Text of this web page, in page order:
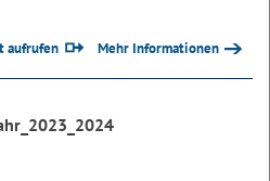
aufrufen Mehr Informationen